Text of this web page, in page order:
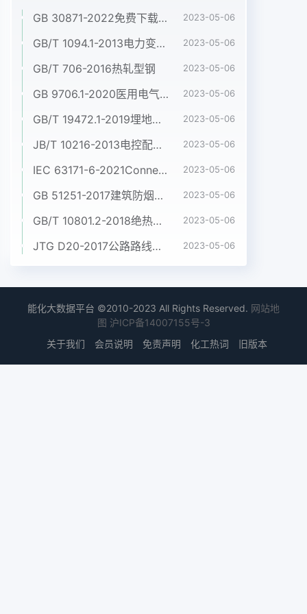
GB 30871-2022免费下载危险化学品企业特殊作业安全规范 2023-05-06
GB/T 1094.1-2013电力变压器 第1部分:总则 2023-05-06
GB/T 706-2016热轧型钢 2023-05-06
GB 9706.1-2020医用电气设备 第1部分:基本安全和基本性能的通用要求 2023-05-06
GB/T 19472.1-2019埋地用聚乙烯(PE)结构壁管道系统 第1部分:聚乙烯双壁波纹管材 2023-05-06
JB/T 10216-2013电控配电用电缆桥架 2023-05-06
IEC 63171-6-2021Connectors for electrical and electronic equipment - Part 6: Detail specification for 2-way and 4-way (data/power), shielded, free and fixed connectors for power and data transmission with frequencies up to 600 MHz 2023-05-06
GB 51251-2017建筑防烟排烟系统技术标准 2023-05-06
GB/T 10801.2-2018绝热用挤塑聚苯乙烯泡沫塑料(XPS) 2023-05-06
JTG D20-2017公路路线设计规范 2023-05-06
能化大数据平台 ©2010-2023 All Rights Reserved. 网站地
图 沪ICP备14007155号-3
关于我们
会员说明 免责声明 化工热词 旧版本